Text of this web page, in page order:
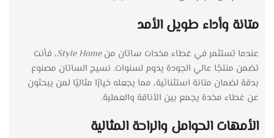
متانة وأداء طويل الأمد
عندما تستثمر في غطاء مخدات ساتان منStyle Home، فأنت
تضمن منتجًا عالي الجودة يدوم لسنوات. نسيج الساتان مصنوع
بدقة لضمان متانة استثنائية، مما يجعله خيارًا مثاليًا لمن يبحثون
عن غطاء مخدة يجمع بين الأناقة والعملية.
الأمهات الحوامل والراحة المثالية